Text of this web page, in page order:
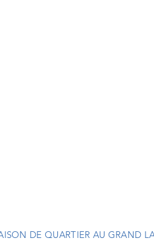
DE QUARTIER AU GRAND